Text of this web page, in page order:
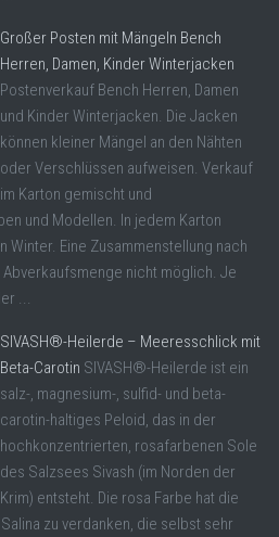
Großer Posten mit Mängeln Bench
Herren, Damen, Kinder Winterjacken
Postenverkauf Bench Herren, Damen
und Kinder Winterjacken. Die Jacken
können kleiner Mängel an den Nähten
oder Verschlüssen aufweisen. Verkauf
im Karton gemischt und
und Modellen. In jedem Karton
Winter. Eine Zusammenstellung nach
nicht möglich. Je
...
SIVASH®-Heilerde – Meeresschlick mit
Beta-Carotin SIVASH®-Heilerde ist ein
salz-, magnesium-, sulfid- und beta-
carotin-haltiges Peloid, das in der
hochkonzentrierten, rosafarbenen Sole
des Salzsees Sivash (im Norden der
Krim) entsteht. Die rosa Farbe hat die
zu verdanken, die selbst sehr